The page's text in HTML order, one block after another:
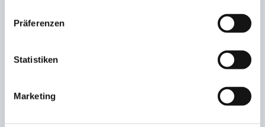
Präferenzen
Statistiken
Marketing
Ulrich Kiefer in LSVS Aufsichtsrat wiedergewählt
30. März 2023